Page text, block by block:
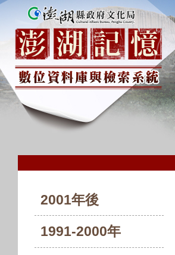
2001年後
1991-2000年